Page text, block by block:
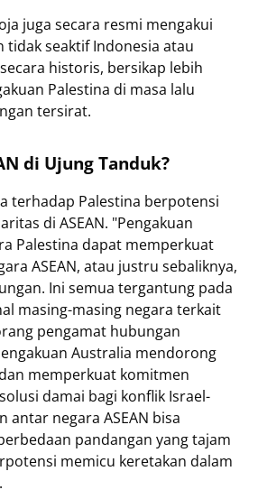
juga secara resmi mengakui
tidak seaktif Indonesia atau
historis, bersikap lebih
Palestina di masa lalu
tersirat.
di Ujung Tanduk?
terhadap Palestina berpotensi
di ASEAN. "Pengakuan
Palestina dapat memperkuat
ASEAN, atau justru sebaliknya,
Ini semua tergantung pada
masing-masing negara terkait
pengamat hubungan
Australia mendorong
memperkuat komitmen
damai bagi konflik Israel-
antar negara ASEAN bisa
pandangan yang tajam
memicu keretakan dalam